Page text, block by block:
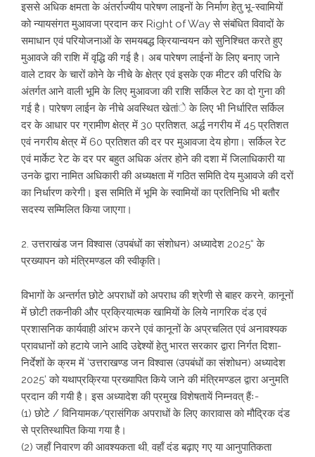
इससे अधिक क्षमता के अंतर्राज्यीय पारेषण लाइनों के निर्माण हेतु भू-स्वामियों
को न्यायसंगत मुआवजा प्रदान कर Right of Way से संबंधित विवादों के
समाधान एवं परियोजनाओं के समयबद्ध क्रियान्वयन को सुनिश्चित करते हुए
मुआवजे की राशि में वृद्धि की गई है। अब पारेषण लाईनों के लिए बनाए जाने
वाले टावर के चारों कोने के नीचे के क्षेत्र एवं इसके एक मीटर की परिधि के
अंतर्गत आने वाली भूमि के लिए मुआवजा की राशि सर्किल रेट का दो गुना की
गई है। पारेषण लाईन के नीचे अवस्थित खेतांे के लिए भी निर्धारित सर्किल
दर के आधार पर ग्रामीण क्षेत्र में 30 प्रतिशत, अर्द्ध नगरीय में 45 प्रतिशत
एवं नगरीय क्षेत्र में 60 प्रतिशत की दर पर मुआवजा देय होगा। सर्किल रेट
एवं मार्केट रेट के दर पर बहुत अधिक अंतर होने की दशा में जिलाधिकारी या
उनके द्वारा नामित अधिकारी की अध्यक्षता में गठित समिति देय मुआवजे की दरों
का निर्धारण करेगी। इस समिति में भूमि के स्वामियों का प्रतिनिधि भी बतौर
सदस्य सम्मिलित किया जाएगा।
2. उत्तराखंड जन विश्वास (उपबंधों का संशोधन) अध्यादेश 2025“ के
प्रख्यापन को मंत्रिमण्डल की स्वीकृति।
विभागों के अन्तर्गत छोटे अपराधों को अपराध की श्रेणी से बाहर करने, कानूनों
में छोटी तकनीकी और प्रक्रियात्मक खामियों के लिये नागरिक दंड एवं
प्रशासनिक कार्यवाही आंरभ करने एवं कानूनों के अप्रचलित एवं अनावश्यक
प्रावधानों को हटाये जाने आदि उद्देश्यों हेतु भारत सरकार द्वारा निर्गत दिशा-
निर्देशों के क्रम में ’उत्तराखण्ड जन विश्वास (उपबंधों का संशोधन) अध्यादेश
2025’ को यथाप्रक्रिया प्रख्यापित किये जाने की मंत्रिमण्डल द्वारा अनुमति
प्रदान की गयी है। इस अध्यादेश की प्रमुख विशेषतायें निम्नवत् हैंः-
(1) छोटे / विनियामक/प्रासंगिक अपराधों के लिए कारावास को मौद्रिक दंड
से प्रतिस्थापित किया गया है।
(2) जहाँ निवारण की आवश्यकता थी, वहाँ दंड बढ़ाए गए या आनुपातिकता